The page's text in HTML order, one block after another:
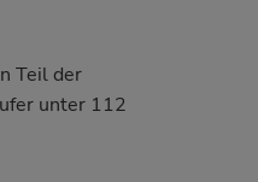
Teil der
unter 112